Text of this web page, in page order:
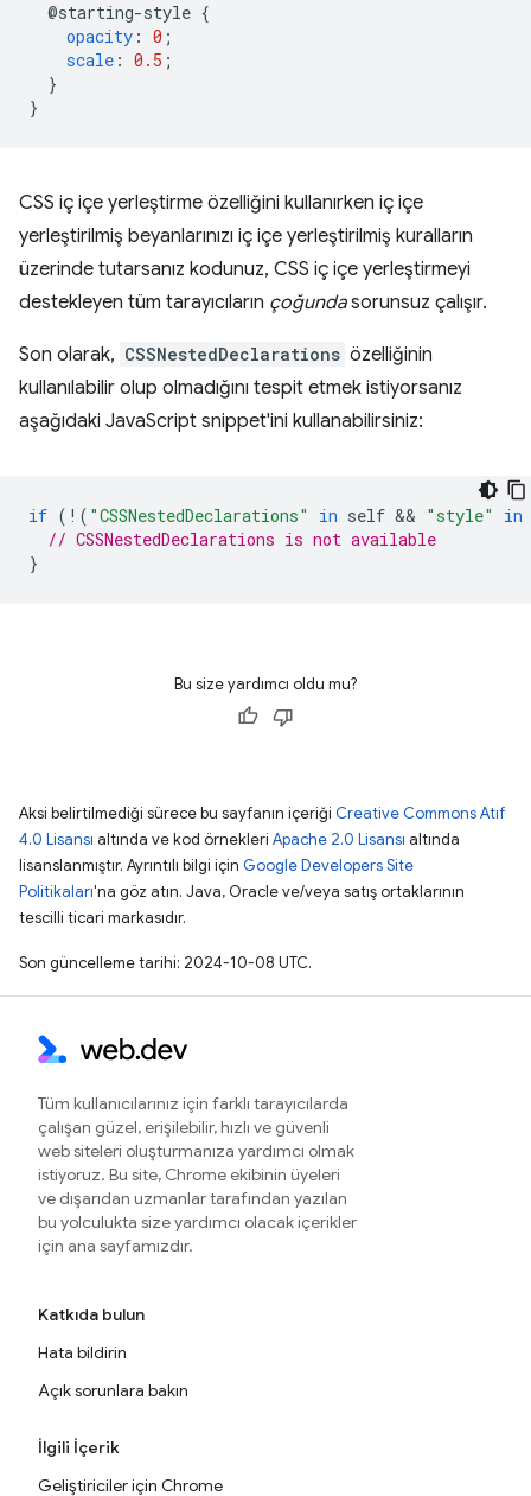
@starting-style {
opacity : 0 ;
scale : 0.5 ;
}
}
CSS iç içe yerleştirme özelliğini kullanırken iç içe
yerleştirilmiş beyanlarınızı iç içe yerleştirilmiş kuralların
üzerinde tutarsanız kodunuz, CSS iç içe yerleştirmeyi
destekleyen tüm tarayıcıların çoğundasorunsuz çalışır.
Son olarak, CSSNestedDeclarations özelliğinin
kullanılabilir olup olmadığını tespit etmek istiyorsanız
aşağıdaki JavaScript snippet'ini kullanabilirsiniz:
if ( ! ( "CSSNestedDeclarations" in self && "style"
in
// CSSNestedDeclarations is not available
}
Bu size yardımcı oldu mu?
Aksi belirtilmediği sürece bu sayfanın içeriği Creative Commons Atıf
4.0 Lisansı altında ve kod örnekleri Apache 2.0 Lisansı altında
lisanslanmıştır. Ayrıntılı bilgi için Google Developers Site
Politikaları'na göz atın. Java, Oracle ve/veya satış ortaklarının
tescilli ticari markasıdır.
Son güncelleme tarihi: 2024-10-08 UTC.
Tüm kullanıcılarınız için farklı tarayıcılarda
çalışan güzel, erişilebilir, hızlı ve güvenli
web siteleri oluşturmanıza yardımcı olmak
istiyoruz. Bu site, Chrome ekibinin üyeleri
ve dışarıdan uzmanlar tarafından yazılan
bu yolculukta size yardımcı olacak içerikler
için ana sayfamızdır.
Katkıda bulun
Hata bildirin
Açık sorunlara bakın
İlgili İçerik
Geliştiriciler için Chrome